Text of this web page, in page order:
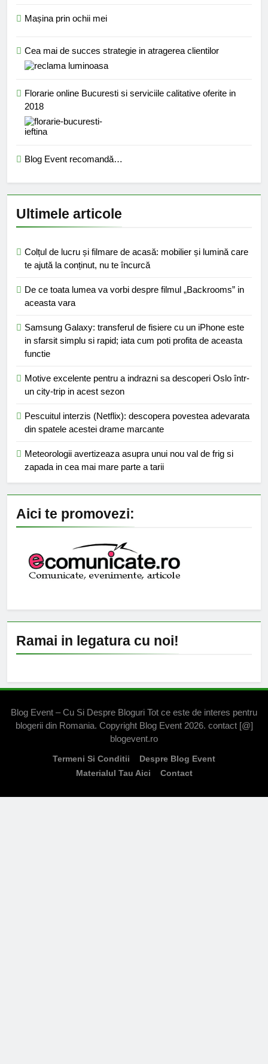
Mașina prin ochii mei
Cea mai de succes strategie in atragerea clientilor
Florarie online Bucuresti si serviciile calitative oferite in
2018
Blog Event recomandă…
Ultimele articole
Colțul de lucru și filmare de acasă: mobilier și lumină care
te ajută la conținut, nu te încurcă
De ce toata lumea va vorbi despre filmul „Backrooms” in
aceasta vara
Samsung Galaxy: transferul de fisiere cu un iPhone este
in sfarsit simplu si rapid; iata cum poti profita de aceasta
functie
Motive excelente pentru a indrazni sa descoperi Oslo într-
un city-trip in acest sezon
Pescuitul interzis (Netflix): descopera povestea adevarata
din spatele acestei drame marcante
Meteorologii avertizeaza asupra unui nou val de frig si
zapada in cea mai mare parte a tarii
Aici te promovezi:
Ramai in legatura cu noi!
Blog Event – Cu Si Despre Bloguri Tot ce este de interes pentru
blogerii din Romania. Copyright Blog Event 2026. contact [@]
blogevent.ro
Termeni Si Conditii
Despre Blog Event
Materialul Tau Aici
Contact